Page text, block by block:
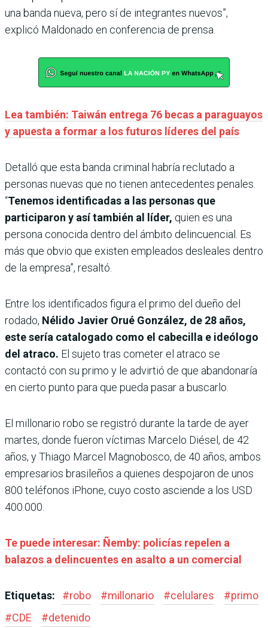
una banda nueva, pero sí de integrantes nuevos”,
explicó Maldonado en conferencia de prensa.
Lea también: Taiwán entrega 76 becas a paraguayos
y apuesta a formar a los futuros líderes del país
Detalló que esta banda criminal habría reclutado a
personas nuevas que no tienen antecedentes penales.
“Tenemos identificadas a las personas que
participaron y así también al líder, quien es una
persona conocida dentro del ámbito delincuencial. Es
más que obvio que existen empleados desleales dentro
de la empresa”, resaltó.
Entre los identificados figura el primo del dueño del
rodado, Nélido Javier Orué González, de 28 años,
este sería catalogado como el cabecilla e ideólogo
del atraco. El sujeto tras cometer el atraco se
contactó con su primo y le advirtió de que abandonaría
en cierto punto para que pueda pasar a buscarlo.
El millonario robo se registró durante la tarde de ayer
martes, donde fueron víctimas Marcelo Diésel, de 42
años, y Thiago Marcel Magnobosco, de 40 años, ambos
empresarios brasileños a quienes despojaron de unos
800 teléfonos iPhone, cuyo costo asciende a los USD
400.000.
Te puede interesar: Ñemby: policías repelen a
balazos a delincuentes en asalto a un comercial
Etiquetas: #robo #millonario #celulares #primo
#CDE #detenido